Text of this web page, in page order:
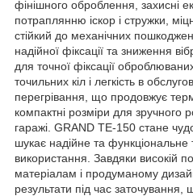
фінішного оброблення, захисні
потраплянню іскор і стружки,
стійкий до механічних
надійної фіксації та зниження
для точної фіксації
точильних кіл і легкість в
перегрівання, що продовжує
компактні розміри для зручного
гаражі. GRAND ТЕ-150 стане
шукає надійне та
використання. Завдяки високій
матеріалам і продуманому
результати під час